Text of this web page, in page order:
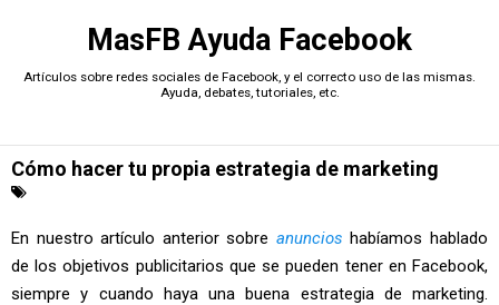
MasFB Ayuda Facebook
Artículos sobre redes sociales de Facebook, y el correcto uso de las mismas.
Ayuda, debates, tutoriales, etc.
Cómo hacer tu propia estrategia de marketing
En nuestro artículo anterior sobre anuncios habíamos hablado
de los objetivos publicitarios que se pueden tener en Facebook,
siempre y cuando haya una buena estrategia de marketing.